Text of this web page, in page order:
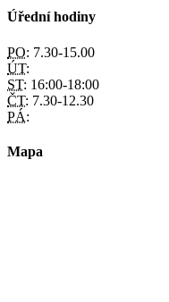
Úřední hodiny
PO: 7.30-15.00
ÚT:
ST: 16:00-18:00
ČT: 7.30-12.30
PÁ:
Mapa